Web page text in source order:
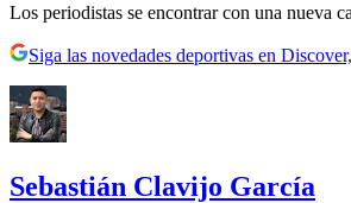
Los periodistas se encontrar con una nueva
Siga las novedades deportivas en
Sebastián Clavijo García